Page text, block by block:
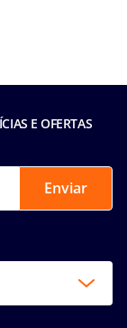
E OFERTAS
Enviar